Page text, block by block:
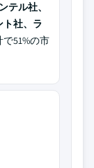
テル社、
ト社、ラ
51%の市